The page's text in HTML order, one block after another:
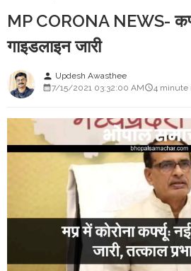
MP CORONA NEWS-
गाइडलाइन जारी
person Updesh Awasthee
7/15/2021 03:32:00 AM
4 minute